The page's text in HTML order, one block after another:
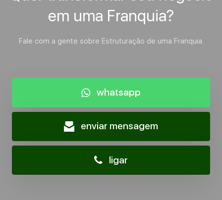
em uma Franquia?
Fale com a gente sobre Estruturação de uma Franquia.
whatsapp
enviar mensagem
ligar